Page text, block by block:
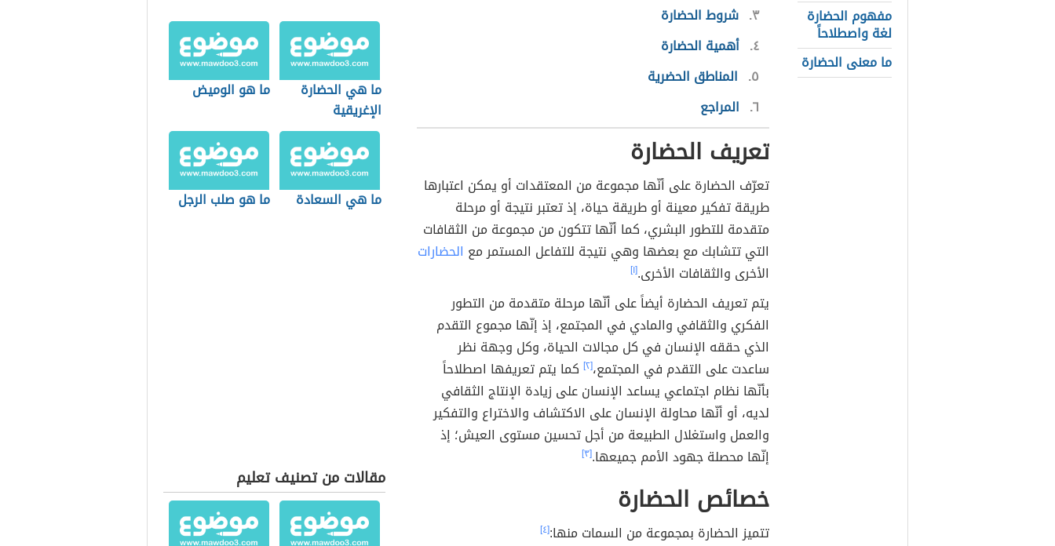
مفهوم الحضارة
لغة واصطلاحاً
ما معنى الحضارة
٣ شروط الحضارة
٤ أهمية الحضارة
٥ المناطق الحضرية
٦ المراجع
تعريف الحضارة
تعرّف الحضارة على أنّها مجموعة من المعتقدات أو يمكن اعتبارها
طريقة تفكير معينة أو طريقة حياة، إذ تعتبر نتيجة أو مرحلة
متقدمة للتطور البشري، كما أنّها تتكون من مجموعة من الثقافات
التي تتشابك مع بعضها وهي نتيجة للتفاعل المستمر مع الحضارات
الأخرى والثقافات الأخرى.[١]
يتم تعريف الحضارة أيضاً على أنّها مرحلة متقدمة من التطور
الفكري والثقافي والمادي في المجتمع، إذ إنّها مجموع التقدم
الذي حققه الإنسان في كل مجالات الحياة، وكل وجهة نظر
ساعدت على التقدم في المجتمع،[٢]
كما يتم تعريفها اصطلاحاً
بأنّها نظام اجتماعي يساعد الإنسان على زيادة الإنتاج الثقافي
لديه، أو أنّها محاولة الإنسان على الاكتشاف والاختراع والتفكير
والعمل واستغلال الطبيعة من أجل تحسين مستوى العيش؛ إذ
إنّها محصلة جهود الأمم جميعها.[٣]
خصائص الحضارة
تتميز الحضارة بمجموعة من السمات منها:[٤]
ما هي الحضارة
الإغريقية
ما هو الوميض
ما هي السعادة ما هو صلب الرجل
مقالات من تصنيف تعليم